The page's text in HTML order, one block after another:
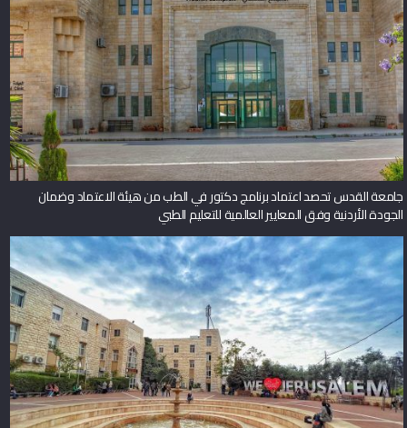
جامعة القدس تحصد اعتماد برنامج دكتور في الطب من هيئة الاعتماد وضمان
الجودة الأردنية وفق المعايير العالمية للتعليم الطبي